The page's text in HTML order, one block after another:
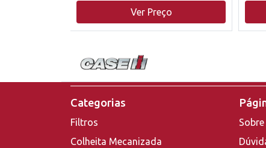
Ver Preço
Categorias
Filtros
Colheita Mecanizada
Sobre